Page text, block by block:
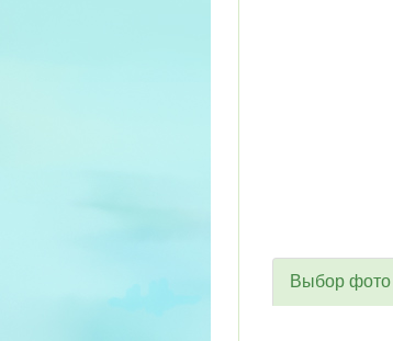
Выбор фото